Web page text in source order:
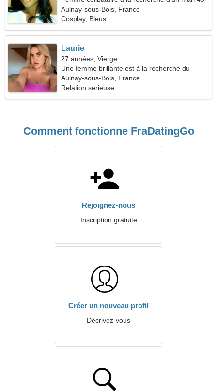
45
Aulnay-sous-Bois, France
Cosplay, Bleus
Laurie
27 années, Vierge
Une femme brillante est à la recherche du
véritable amour
Aulnay-sous-Bois, France
Relation serieuse
Comment fonctionne FraDatingGo
Rejoignez-nous
Inscription gratuite
Créer un nouveau profil
Décrivez-vous